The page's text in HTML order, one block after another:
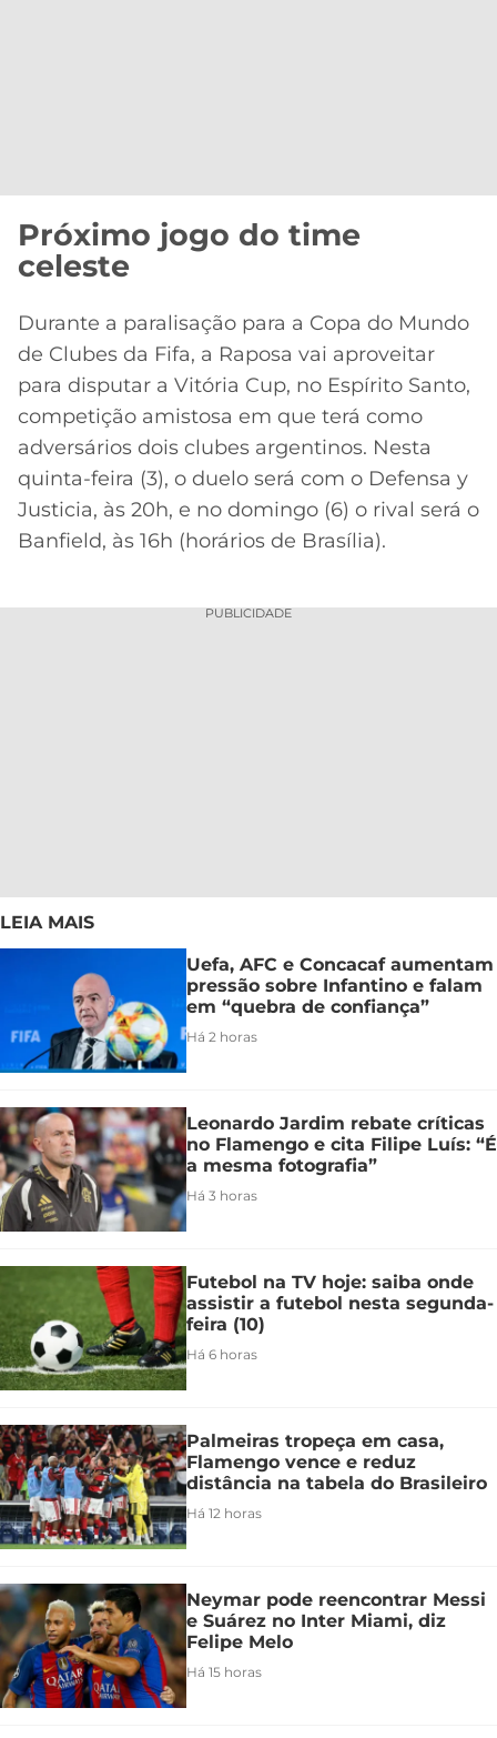
Próximo jogo do time
celeste
Durante a paralisação para a Copa do Mundo
de Clubes da Fifa, a Raposa vai aproveitar
para disputar a Vitória Cup, no Espírito Santo,
competição amistosa em que terá como
adversários dois clubes argentinos. Nesta
quinta-feira (3), o duelo será com o Defensa y
Justicia, às 20h, e no domingo (6) o rival será o
Banfield, às 16h (horários de Brasília).
PUBLICIDADE
LEIA MAIS
Uefa, AFC e Concacaf aumentam
pressão sobre Infantino e falam
em “quebra de confiança”
Há 2 horas
Leonardo Jardim rebate críticas
no Flamengo e cita Filipe Luís: “É
a mesma fotografia”
Há 3 horas
Futebol na TV hoje: saiba onde
assistir a futebol nesta segunda-
feira (10)
Há 6 horas
Palmeiras tropeça em casa,
Flamengo vence e reduz
distância na tabela do Brasileiro
Há 12 horas
Neymar pode reencontrar Messi
e Suárez no Inter Miami, diz
Felipe Melo
Há 15 horas